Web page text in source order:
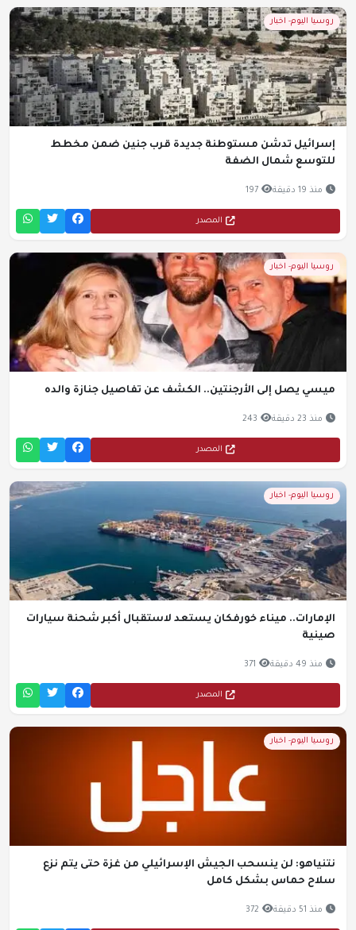
روسيا اليوم- اخبار
إسرائيل تدشن مستوطنة جديدة قرب جنين ضمن مخطط
للتوسع شمال الضفة
منذ 19 دقيقة 197
المصدر
روسيا اليوم- اخبار
ميسي يصل إلى الأرجنتين.. الكشف عن تفاصيل جنازة والده
منذ 23 دقيقة 243
المصدر
روسيا اليوم- اخبار
الإمارات.. ميناء خورفكان يستعد لاستقبال أكبر شحنة سيارات
صينية
منذ 49 دقيقة 371
المصدر
روسيا اليوم- اخبار
نتنياهو: لن ينسحب الجيش الإسرائيلي من غزة حتى يتم نزع
سلاح حماس بشكل كامل
منذ 51 دقيقة 372